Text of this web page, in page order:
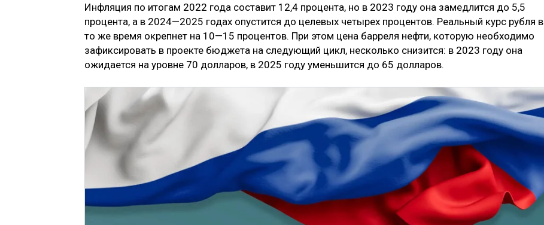
Инфляция по итогам 2022 года составит 12,4 процента, но в 2023 году она замедлится до 5,5
процента, а в 2024—2025 годах опустится до целевых четырех процентов. Реальный курс рубля в
то же время окрепнет на 10—15 процентов. При этом цена барреля нефти, которую необходимо
зафиксировать в проекте бюджета на следующий цикл, несколько снизится: в 2023 году она
ожидается на уровне 70 долларов, в 2025 году уменьшится до 65 долларов.